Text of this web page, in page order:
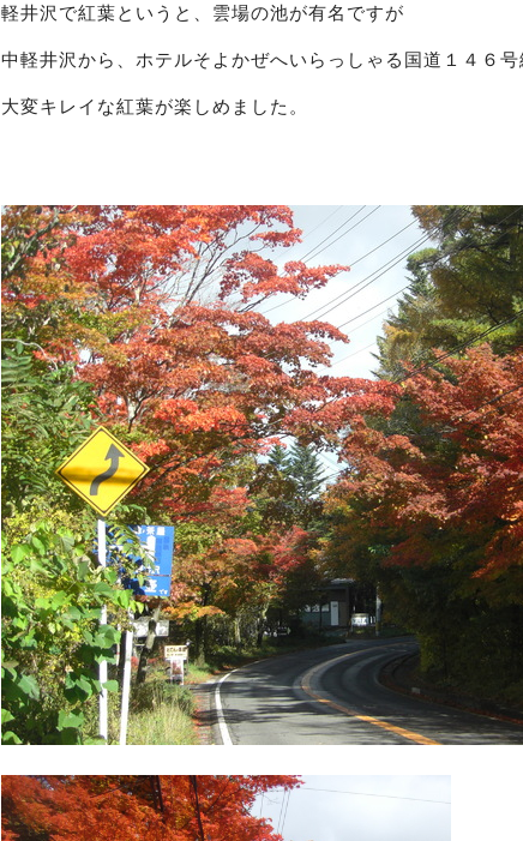
軽井沢で紅葉というと、雲場の池が有名ですが
中軽井沢から、ホテルそよかぜへいらっしゃる国道１４６
大変キレイな紅葉が楽しめました。